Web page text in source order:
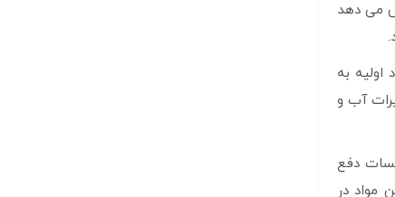
می دهد
اولیه به
آب و
دفع
مواد در